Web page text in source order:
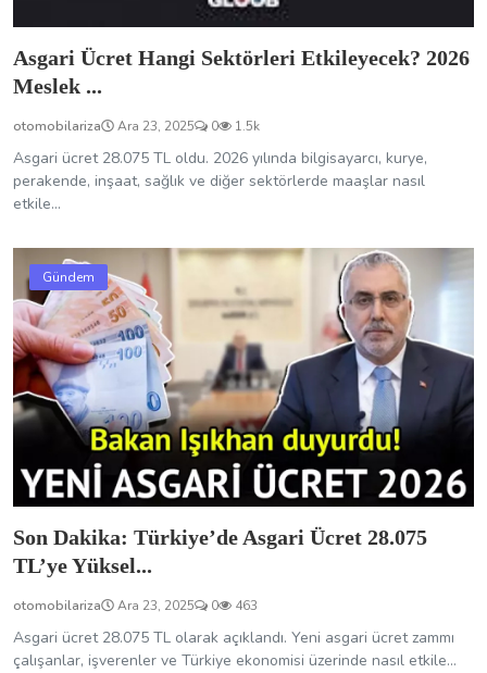
Asgari Ücret Hangi Sektörleri Etkileyecek? 2026
Meslek ...
otomobilariza Ara 23, 2025 0 1.5k
Asgari ücret 28.075 TL oldu. 2026 yılında bilgisayarcı, kurye,
perakende, inşaat, sağlık ve diğer sektörlerde maaşlar nasıl
etkile...
Gündem
Son Dakika: Türkiye’de Asgari Ücret 28.075
TL’ye Yüksel...
otomobilariza Ara 23, 2025 0 463
Asgari ücret 28.075 TL olarak açıklandı. Yeni asgari ücret zammı
çalışanlar, işverenler ve Türkiye ekonomisi üzerinde nasıl etkile...